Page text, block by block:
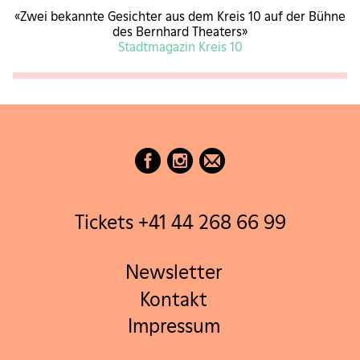
Erhältlich
CHF 49 - 79
Das perfekte Geheimnis
Erhältlich
Das perfekte Geheimnis
Sieben Freunde. Sieben Handys. Ein
«Zwei bekannte Gesichter aus dem Kreis 10 auf der Bühne
des Bernhard Theaters»
Stadtmagazin Kreis 10
Tickets +41 44 268 66 99
Newsletter
Kontakt
Impressum